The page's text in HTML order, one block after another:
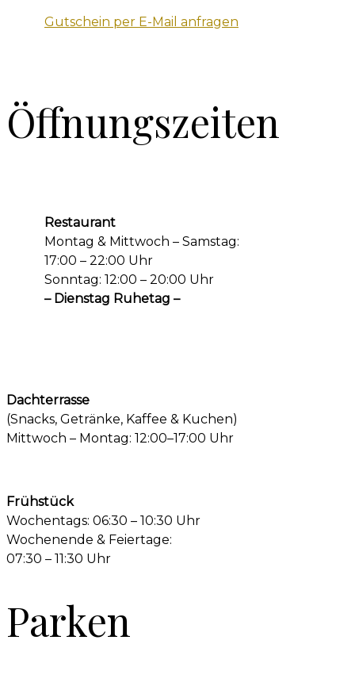
Gutschein per E-Mail anfragen
Öffnungszeiten
Restaurant
Montag & Mittwoch – Samstag:
17:00 – 22:00 Uhr
Sonntag: 12:00 – 20:00 Uhr
– Dienstag Ruhetag –
Dachterrasse
(Snacks, Getränke, Kaffee & Kuchen)
Mittwoch – Montag: 12:00–17:00 Uhr
Frühstück
Wochentags: 06:30 – 10:30 Uhr
Wochenende & Feiertage:
07:30 – 11:30 Uhr
Parken